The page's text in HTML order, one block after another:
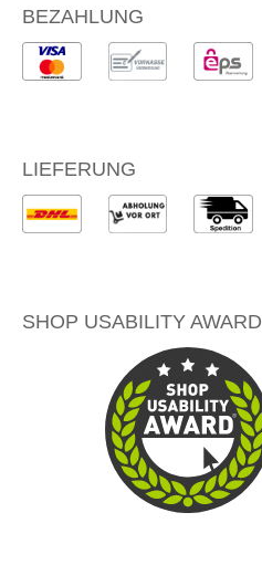
BEZAHLUNG
LIEFERUNG
SHOP USABILITY AWARD